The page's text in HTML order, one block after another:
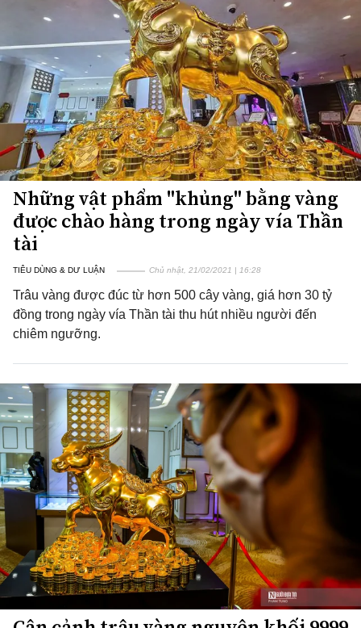
Những vật phẩm "khủng" bằng vàng
được chào hàng trong ngày vía Thần
tài
TIÊU DÙNG & DƯ LUẬN Chủ nhật, 21/02/2021 | 16:28
Trâu vàng được đúc từ hơn 500 cây vàng, giá hơn 30 tỷ
đồng trong ngày vía Thần tài thu hút nhiều người đến
chiêm ngưỡng.